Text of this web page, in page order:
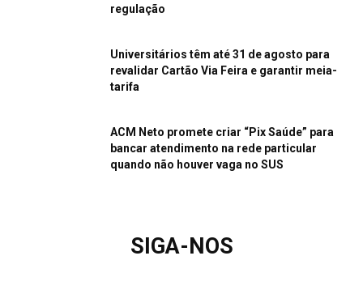
regulação
Universitários têm até 31 de agosto para
revalidar Cartão Via Feira e garantir meia-
tarifa
ACM Neto promete criar “Pix Saúde” para
bancar atendimento na rede particular
quando não houver vaga no SUS
SIGA-NOS